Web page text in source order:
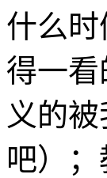
什么
得一
义的
吧）